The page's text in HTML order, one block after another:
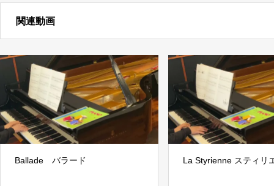
関連動画
Ballade バラード La Styrienne スティリ